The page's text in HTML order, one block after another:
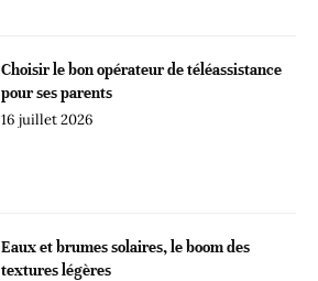
Choisir le bon opérateur de téléassistance
pour ses parents
16 juillet 2026
Eaux et brumes solaires, le boom des
textures légères